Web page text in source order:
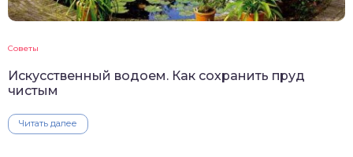
Советы
Искусственный водоем. Как сохранить пруд
чистым
Читать далее